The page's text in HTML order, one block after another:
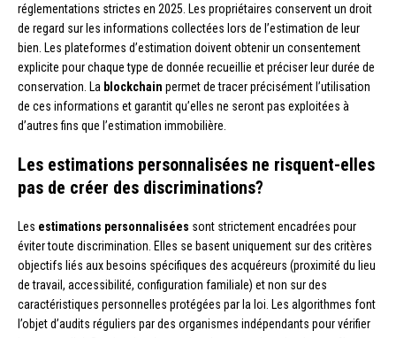
réglementations strictes en 2025. Les propriétaires conservent un droit
de regard sur les informations collectées lors de l’estimation de leur
bien. Les plateformes d’estimation doivent obtenir un consentement
explicite pour chaque type de donnée recueillie et préciser leur durée de
conservation. La blockchain permet de tracer précisément l’utilisation
de ces informations et garantit qu’elles ne seront pas exploitées à
d’autres fins que l’estimation immobilière.
Les estimations personnalisées ne risquent-elles
pas de créer des discriminations?
Les estimations personnalisées sont strictement encadrées pour
éviter toute discrimination. Elles se basent uniquement sur des critères
objectifs liés aux besoins spécifiques des acquéreurs (proximité du lieu
de travail, accessibilité, configuration familiale) et non sur des
caractéristiques personnelles protégées par la loi. Les algorithmes font
l’objet d’audits réguliers par des organismes indépendants pour vérifier